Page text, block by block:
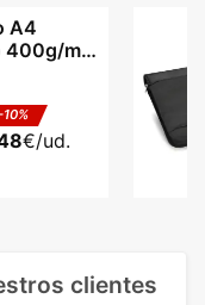
A4
400g/m²
-10%
€/ud.
clientes